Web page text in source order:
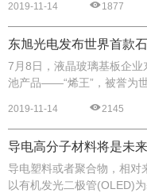
平大学有机电子学专家
玫瑰的叶脉填充上导电聚合
2019-11-14 1877
东旭光电发布世界首款
池行业产生多少影响？
7月8日，液晶玻璃基板企
池产品——“烯王”，被誉为
报道，并赞其加速了石墨
是：没什么影响，用的基本
2019-11-14 2145
导电高分子材料将是未
导电塑料或者聚合物，相对
以有机发光二极管(OLED)